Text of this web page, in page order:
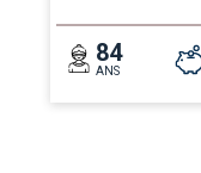
84
ANS